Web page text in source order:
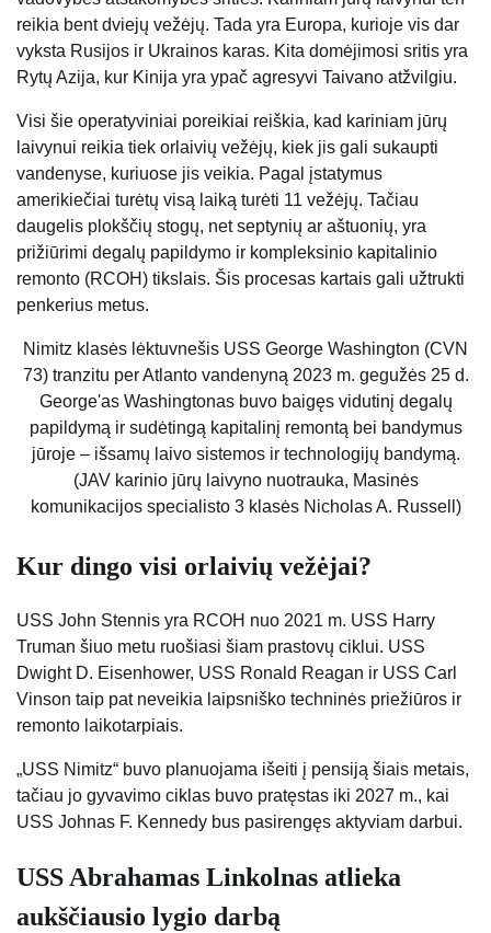
reikia bent dviejų vežėjų. Tada yra Europa, kurioje vis dar
vyksta Rusijos ir Ukrainos karas. Kita domėjimosi sritis yra
Rytų Azija, kur Kinija yra ypač agresyvi Taivano atžvilgiu.
Visi šie operatyviniai poreikiai reiškia, kad kariniam jūrų
laivynui reikia tiek orlaivių vežėjų, kiek jis gali sukaupti
vandenyse, kuriuose jis veikia. Pagal įstatymus
amerikiečiai turėtų visą laiką turėti 11 vežėjų. Tačiau
daugelis plokščių stogų, net septynių ar aštuonių, yra
prižiūrimi degalų papildymo ir kompleksinio kapitalinio
remonto (RCOH) tikslais. Šis procesas kartais gali užtrukti
penkerius metus.
Nimitz klasės lėktuvnešis USS George Washington (CVN
73) tranzitu per Atlanto vandenyną 2023 m. gegužės 25 d.
George'as Washingtonas buvo baigęs vidutinį degalų
papildymą ir sudėtingą kapitalinį remontą bei bandymus
jūroje – išsamų laivo sistemos ir technologijų bandymą.
(JAV karinio jūrų laivyno nuotrauka, Masinės
komunikacijos specialisto 3 klasės Nicholas A. Russell)
Kur dingo visi orlaivių vežėjai?
USS John Stennis yra RCOH nuo 2021 m. USS Harry
Truman šiuo metu ruošiasi šiam prastovų ciklui. USS
Dwight D. Eisenhower, USS Ronald Reagan ir USS Carl
Vinson taip pat neveikia laipsniško techninės priežiūros ir
remonto laikotarpiais.
„USS Nimitz“ buvo planuojama išeiti į pensiją šiais metais,
tačiau jo gyvavimo ciklas buvo pratęstas iki 2027 m., kai
USS Johnas F. Kennedy bus pasirengęs aktyviam darbui.
USS Abrahamas Linkolnas atlieka
aukščiausio lygio darbą